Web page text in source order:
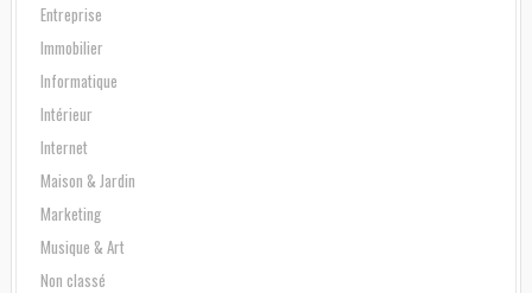
Entreprise
Immobilier
Informatique
Intérieur
Internet
Maison & Jardin
Marketing
Musique & Art
Non classé